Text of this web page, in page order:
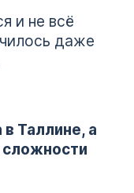
и не всё
даже
в Таллине, а